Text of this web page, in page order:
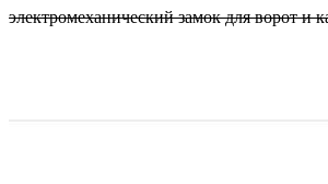
электромеханический замок для ворот и